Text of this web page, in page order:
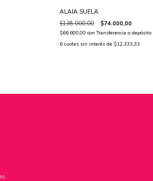
ALAIA SUELA
$138.000,00 $74.000,00
$66.600,00 con Transferencia o depósito
6 cuotas sin interés de $12.333,33